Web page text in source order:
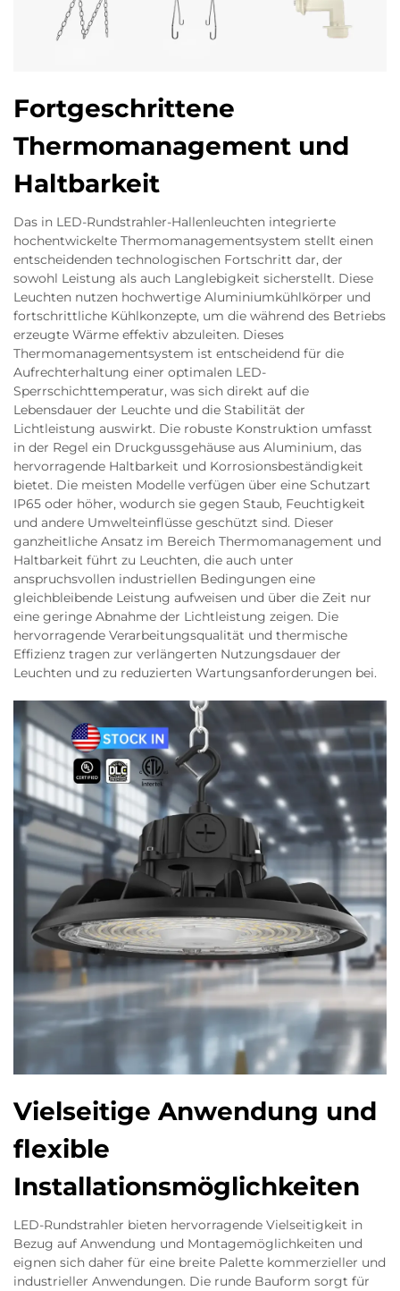
Fortgeschrittene
Thermomanagement und
Haltbarkeit
Das in LED-Rundstrahler-Hallenleuchten integrierte
hochentwickelte Thermomanagementsystem stellt einen
entscheidenden technologischen Fortschritt dar, der
sowohl Leistung als auch Langlebigkeit sicherstellt. Diese
Leuchten nutzen hochwertige Aluminiumkühlkörper und
fortschrittliche Kühlkonzepte, um die während des Betriebs
erzeugte Wärme effektiv abzuleiten. Dieses
Thermomanagementsystem ist entscheidend für die
Aufrechterhaltung einer optimalen LED-
Sperrschichttemperatur, was sich direkt auf die
Lebensdauer der Leuchte und die Stabilität der
Lichtleistung auswirkt. Die robuste Konstruktion umfasst
in der Regel ein Druckgussgehäuse aus Aluminium, das
hervorragende Haltbarkeit und Korrosionsbeständigkeit
bietet. Die meisten Modelle verfügen über eine Schutzart
IP65 oder höher, wodurch sie gegen Staub, Feuchtigkeit
und andere Umwelteinflüsse geschützt sind. Dieser
ganzheitliche Ansatz im Bereich Thermomanagement und
Haltbarkeit führt zu Leuchten, die auch unter
anspruchsvollen industriellen Bedingungen eine
gleichbleibende Leistung aufweisen und über die Zeit nur
eine geringe Abnahme der Lichtleistung zeigen. Die
hervorragende Verarbeitungsqualität und thermische
Effizienz tragen zur verlängerten Nutzungsdauer der
Leuchten und zu reduzierten Wartungsanforderungen bei.
Vielseitige Anwendung und
flexible
Installationsmöglichkeiten
LED-Rundstrahler bieten hervorragende Vielseitigkeit in
Bezug auf Anwendung und Montagemöglichkeiten und
eignen sich daher für eine breite Palette kommerzieller und
industrieller Anwendungen. Die runde Bauform sorgt für